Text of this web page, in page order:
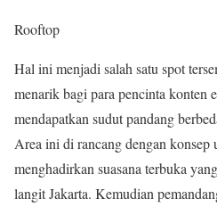
Rooftop
Hal ini menjadi salah satu spot
menarik bagi para pencinta konten
mendapatkan sudut pandang
Area ini di rancang dengan konsep
menghadirkan suasana terbuka
langit Jakarta. Kemudian